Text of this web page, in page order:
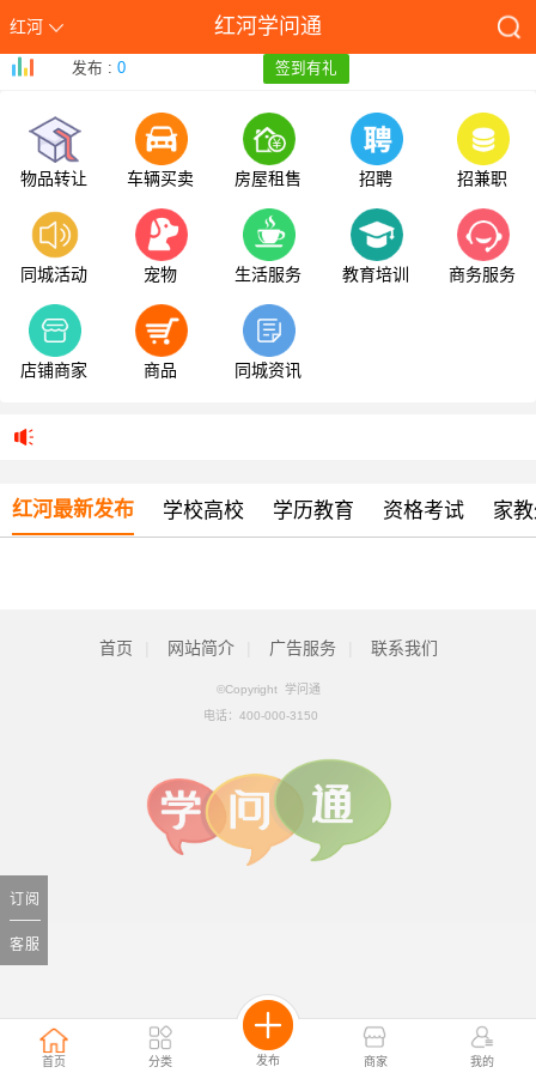
红河 红河学问通
首页 分类 发布 商家 我的
发布 :0 签到有礼
物品转让 车辆买卖 房屋租售 招聘 招兼职
同城活动 宠物 生活服务 教育培训 商务服务
店铺商家 商品 同城资讯
红河最新发布 学校高校 学历教育 资格考试 家
订阅
客服
首页 网站简介 广告服务 联系我们
©Copyright 学问通
电话： 400-000-3150